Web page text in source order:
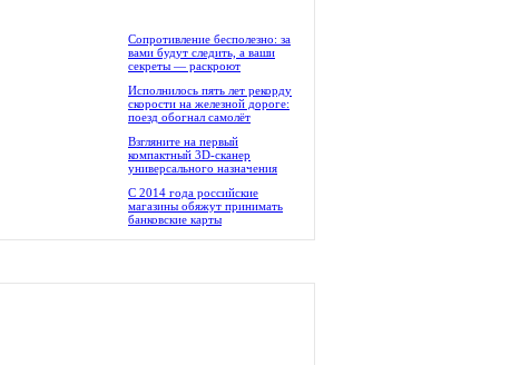
Сопротивление бесполезно: за
вами будут следить, а ваши
секреты — раскроют
Исполнилось пять лет рекорду
скорости на железной дороге:
поезд обогнал самолёт
Взгляните на первый
компактный 3D-сканер
универсального назначения
С 2014 года российские
магазины обяжут принимать
банковские карты